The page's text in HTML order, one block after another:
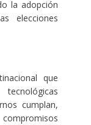
la adopción
elecciones
que
cumplan,